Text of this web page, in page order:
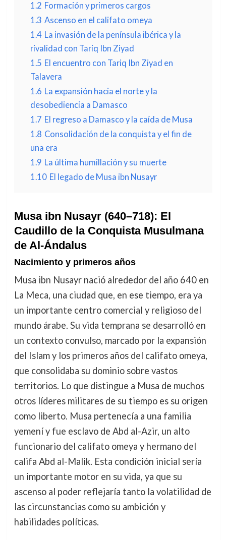
1.2 Formación y primeros cargos
1.3 Ascenso en el califato omeya
1.4 La invasión de la península ibérica y la
rivalidad con Tariq Ibn Ziyad
1.5 El encuentro con Tariq Ibn Ziyad en
Talavera
1.6 La expansión hacia el norte y la
desobediencia a Damasco
1.7 El regreso a Damasco y la caída de Musa
1.8 Consolidación de la conquista y el fin de
una era
1.9 La última humillación y su muerte
1.10 El legado de Musa ibn Nusayr
Musa ibn Nusayr (640–718): El
Caudillo de la Conquista Musulmana
de Al-Ándalus
Nacimiento y primeros años
Musa ibn Nusayr nació alrededor del año 640 en
La Meca, una ciudad que, en ese tiempo, era ya
un importante centro comercial y religioso del
mundo árabe. Su vida temprana se desarrolló en
un contexto convulso, marcado por la expansión
del Islam y los primeros años del califato omeya,
que consolidaba su dominio sobre vastos
territorios. Lo que distingue a Musa de muchos
otros líderes militares de su tiempo es su origen
como liberto. Musa pertenecía a una familia
yemení y fue esclavo de Abd al-Azir, un alto
funcionario del califato omeya y hermano del
califa Abd al-Malik. Esta condición inicial sería
un importante motor en su vida, ya que su
ascenso al poder reflejaría tanto la volatilidad de
las circunstancias como su ambición y
habilidades políticas.